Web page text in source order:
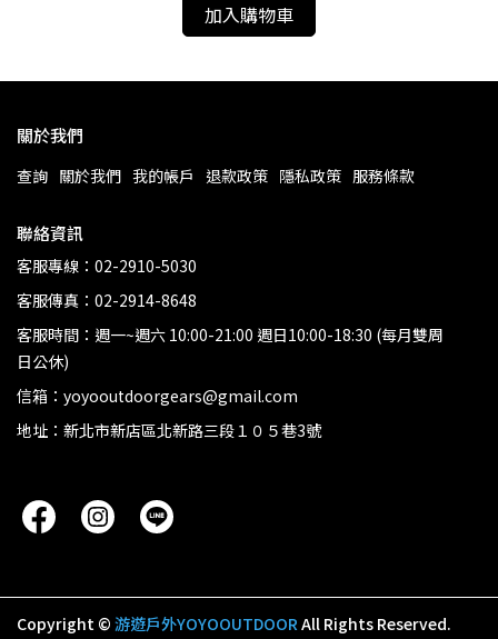
加入購物車
關於我們
查詢 關於我們 我的帳戶 退款政策 隱私政策 服務條款
聯絡資訊
客服專線：02-2910-5030
客服傳真：02-2914-8648
客服時間：週一~週六 10:00-21:00 週日10:00-18:30 (每月雙周
日公休)
信箱：yoyooutdoorgears@gmail.com
地址：新北市新店區北新路三段１０５巷3號
Copyright © 游遊戶外YOYOOUTDOORAll Rights Reserved.